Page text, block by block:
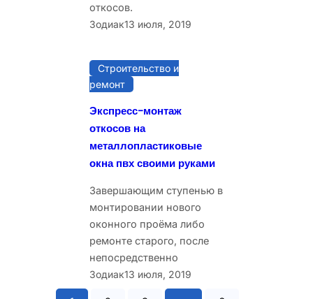
откосов.
Зодиак13 июля, 2019
Строительство и
ремонт
Экспресс-монтаж
откосов на
металлопластиковые
окна пвх своими руками
Завершающим ступенью в
монтировании нового
оконного проёма либо
ремонте старого, после
непосредственно
Зодиак13 июля, 2019